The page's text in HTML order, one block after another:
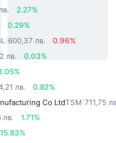
2.27%
0.29%
600,37 лв.
0.96%
лв.
0.03%
лв.
0.82%
Co LtdTSM 711,75
лв.
1.71%
15.83%